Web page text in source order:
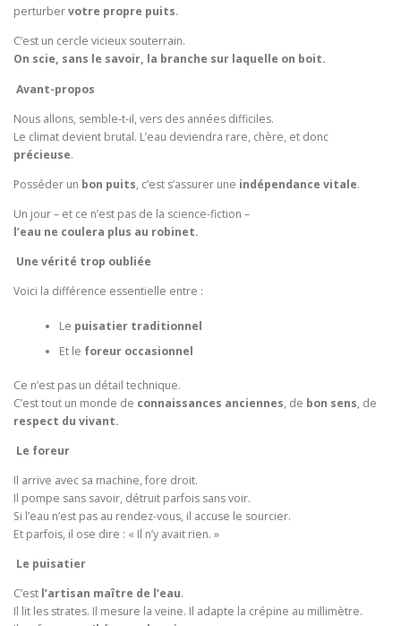
perturbervotre propre puits.
C’est un cercle vicieux souterrain.
On scie, sans le savoir, la branche sur laquelle on boit.
Avant-propos
Nous allons, semble-t-il, vers des années difficiles.
Le climat devient brutal. L’eau deviendra rare, chère, et donc
précieuse.
Posséder un bon puits, c’est s’assurer une indépendance vitale.
Un jour – et ce n’est pas de la science-fiction –
l’eau ne coulera plus au robinet.
Une vérité trop oubliée
Voici la différence essentielle entre :
Le puisatier traditionnel
Et le foreur occasionnel
Ce n’est pas un détail technique.
C’est tout un monde de connaissances anciennes, de bon sens, de
respect du vivant.
Le foreur
Il arrive avec sa machine, fore droit.
Il pompe sans savoir, détruit parfois sans voir.
Si l’eau n’est pas au rendez-vous, il accuse le sourcier.
Et parfois, il ose dire : « Il n’y avait rien. »
Le puisatier
C’est l’artisan maître de l’eau.
Il lit les strates. Il mesure la veine. Il adapte la crépine au millimètre.